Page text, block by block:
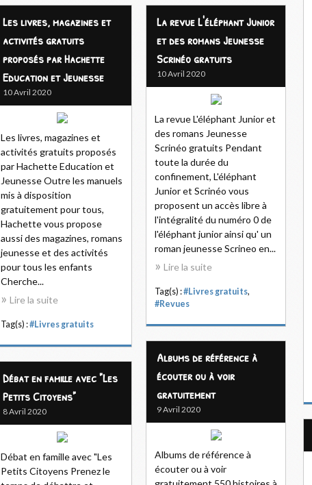
Les livres, magazines et
activités gratuits
proposés par Hachette
Education et Jeunesse
10 Avril 2020
Les livres, magazines et
activités gratuits proposés
par Hachette Education et
Jeunesse Outre les manuels
mis à disposition
gratuitement pour tous,
Hachette vous propose
aussi des magazines, romans
jeunesse et des activités
pour tous les enfants
Cherche...
Lire la suite
Tag(s) :#Livres gratuits
La revue L'éléphant Junior
et des romans Jeunesse
Scrinéo gratuits
10 Avril 2020
La revue L'éléphant Junior et
des romans Jeunesse
Scrinéo gratuits Pendant
toute la durée du
confinement, L'éléphant
Junior et Scrinéo vous
proposent un accès libre à
l'intégralité du numéro 0 de
l'éléphant junior ainsi qu' un
roman jeunesse Scrineo en...
Lire la suite
Tag(s) :#Livres gratuits,
#Revues
Albums de référence à
écouter ou à voir
gratuitement
9 Avril 2020
Albums de référence à
écouter ou à voir
Débat en famille avec "Les
Petits Citoyens"
8 Avril 2020
Débat en famille avec "Les
Petits Citoyens Prenez le